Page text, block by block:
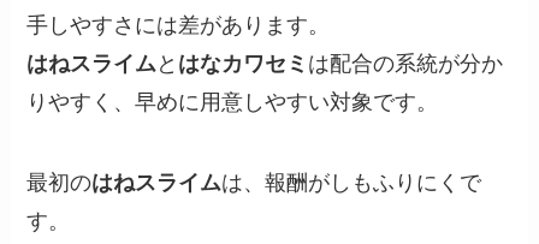
手しやすさには差があります。
はねスライム と はなカワセミ は配合の系統が分か
りやすく、早めに用意しやすい対象です。
最初のはねスライムは、報酬がしもふりにくで
す。